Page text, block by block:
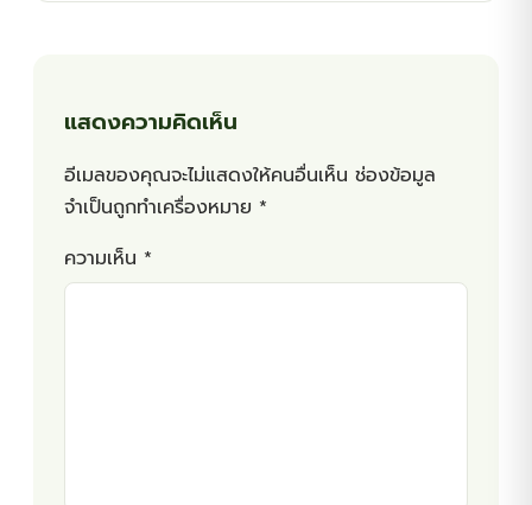
แสดงความคิดเห็น
อีเมลของคุณจะไม่แสดงให้คนอื่นเห็น ช่องข้อมูล
จำเป็นถูกทำเครื่องหมาย *
ความเห็น *